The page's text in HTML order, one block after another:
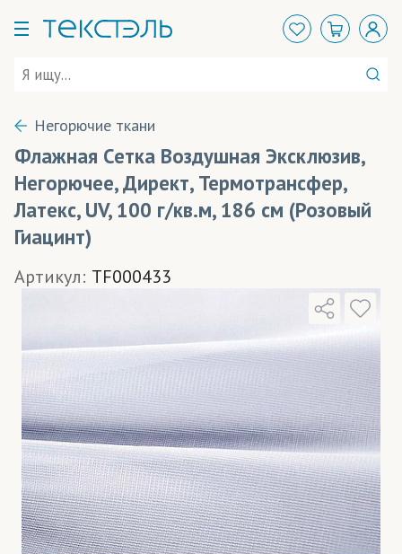
Негорючие ткани
Флажная Сетка Воздушная Эксклюзив,
Негорючее, Директ, Термотрансфер,
Латекс, UV, 100 г/кв.м, 186 см (Розовый
Гиацинт)
Артикул: TF000433